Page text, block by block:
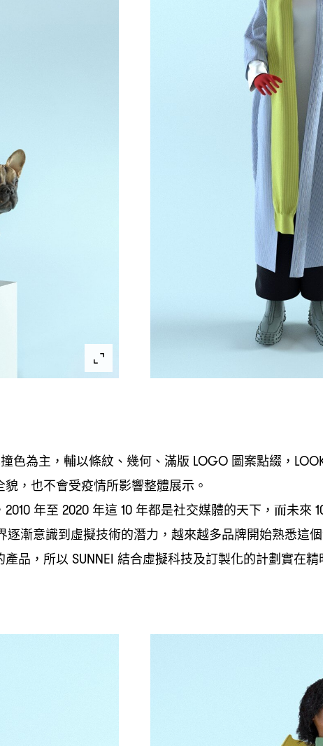
色為主 ， 輔以條紋、幾何、滿版 LOGO 圖案點綴 ，
貌 ， 也不會受疫情所影響整體展示。
2010 年至 2020 年這10 年都是社交媒體的天下 ， 而未來
逐漸意識到虛擬技術的潛力 ， 越來越多品牌開始熟悉這
產品 ， 所以 SUNNEI 結合虛擬科技及訂製化的計劃實在精